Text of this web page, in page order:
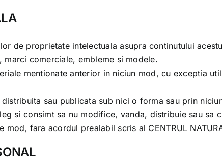
de proprietate intelectuala asupra continutului
comerciale, embleme si modele.
mentionate anterior in niciun mod, cu exceptia
sau publicata sub nici o forma sau prin
si consimt sa nu modifice, vanda, distribuie sau sa
mod, fara acordul prealabil scris al CENTRUL